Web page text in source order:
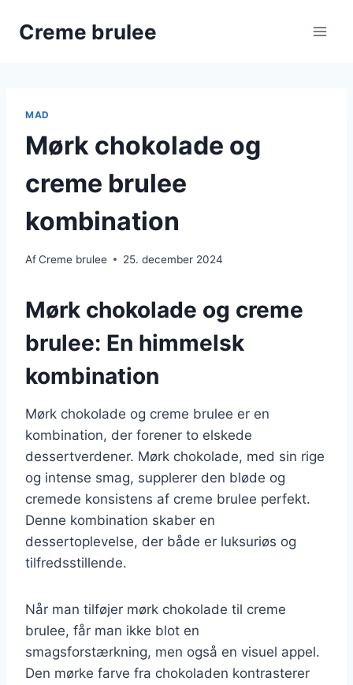
Creme brulee
MAD
Mørk chokolade og
creme brulee
kombination
AfCreme brulee 25. december 2024
Mørk chokolade og creme
brulee: En himmelsk
kombination
Mørk chokolade og creme brulee er en
kombination, der forener to elskede
dessertverdener. Mørk chokolade, med sin rige
og intense smag, supplerer den bløde og
cremede konsistens af creme brulee perfekt.
Denne kombination skaber en
dessertoplevelse, der både er luksuriøs og
tilfredsstillende.
Når man tilføjer mørk chokolade til creme
brulee, får man ikke blot en
smagsforstærkning, men også en visuel appel.
Den mørke farve fra chokoladen kontrasterer